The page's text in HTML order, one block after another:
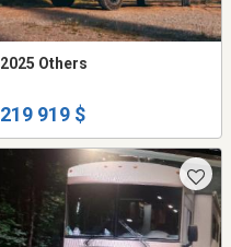
2025 Others
219 919 $